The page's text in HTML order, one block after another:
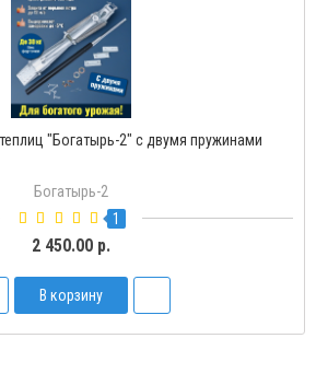
"Богатырь-2" с двумя пружинами
Богатырь-2
1
2 450.00 р.
В корзину